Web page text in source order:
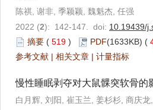
陈祺, 谢非, 季颖颖, 魏魁杰, 任强
2022 (2): 142-147. doi: 10.19439/
摘要 ( 519 ) PDF(1633KB) (
参考文献 | 相关文章 | 计量指标
慢性睡眠剥夺对大鼠髁突软骨的
白月辉, 刘阳, 崔玉兰, 姜杉杉, 商庆龙